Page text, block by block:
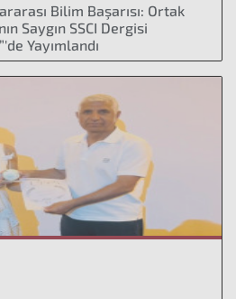
Bilim Başarısı: Ortak
Saygın SSCI Dergisi
Yayımlandı